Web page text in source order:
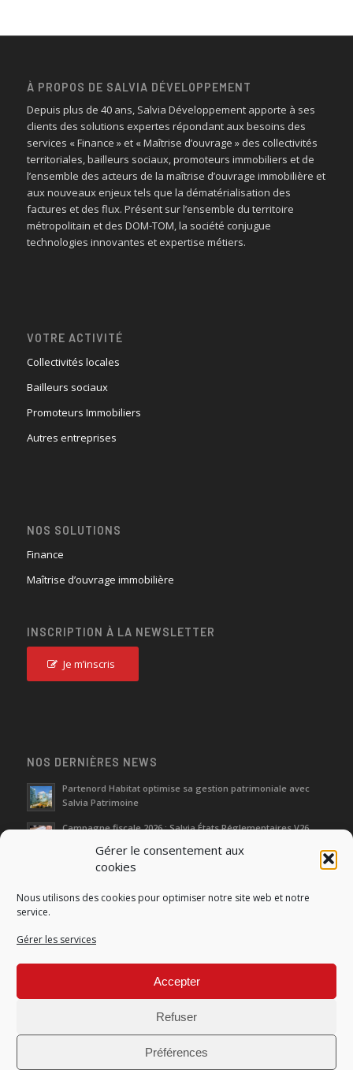
Gérer le consentement aux
cookies
Nous utilisons des cookies pour optimiser notre site web et notre
service.
Gérer les services
Accepter
Refuser
Préférences
À PROPOS DE SALVIA DÉVELOPPEMENT
Depuis plus de 40 ans, Salvia Développement apporte à ses
clients des solutions expertes répondant aux besoins des
services « Finance » et « Maîtrise d’ouvrage » des collectivités
territoriales, bailleurs sociaux, promoteurs immobiliers et de
l’ensemble des acteurs de la maîtrise d’ouvrage immobilière et
aux nouveaux enjeux tels que la dématérialisation des
factures et des flux. Présent sur l’ensemble du territoire
métropolitain et des DOM-TOM, la société conjugue
technologies innovantes et expertise métiers.
VOTRE ACTIVITÉ
Collectivités locales
Bailleurs sociaux
Promoteurs Immobiliers
Autres entreprises
NOS SOLUTIONS
Finance
Maîtrise d’ouvrage immobilière
INSCRIPTION À LA NEWSLETTER
Je m’inscris
NOS DERNIÈRES NEWS
Partenord Habitat optimise sa gestion patrimoniale avec
Salvia Patrimoine
Campagne fiscale 2026 : Salvia États Réglementaires V26
Journées d‘Étude de l’Immobilier 2026
Salon SIMI 2025 : entre héritage et renaissance
Séminaire Actualités Réglementaires et Fiscales 2025
© Copyright Salvia Développement |Conditions générales de produits